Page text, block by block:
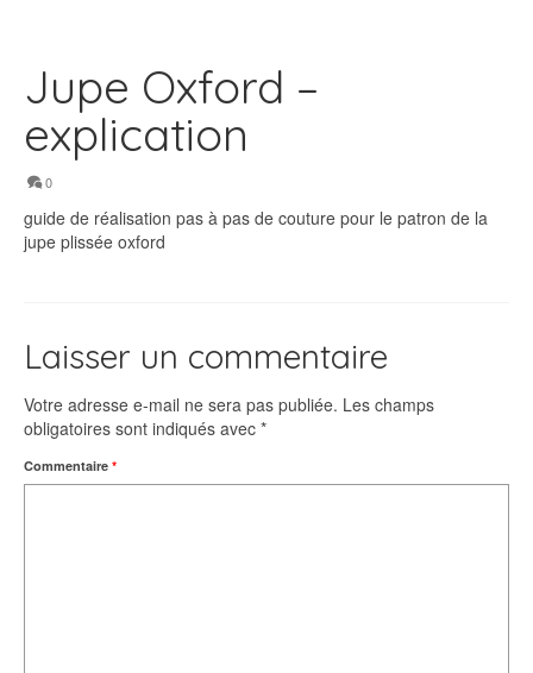
Jupe Oxford –
explication
0
guide de réalisation pas à pas de couture pour le patron de la
jupe plissée oxford
Laisser un commentaire
Votre adresse e-mail ne sera pas publiée. Les champs
obligatoires sont indiqués avec *
Commentaire *